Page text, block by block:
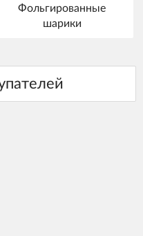
Фольгированные
шарики